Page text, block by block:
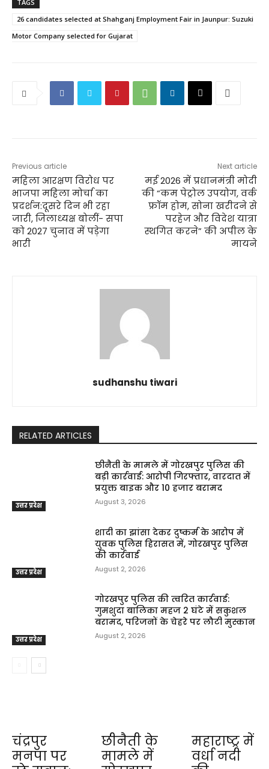
TAGS
26 candidates selected at Shahganj Employment Fair in Jaunpur: Suzuki
Motor Company selected for Gujarat
Previous article
महिला आरक्षण विरोध पर
भाजपा महिला मोर्चा का
प्रदर्शन:दूसरे दिन भी रहा
जारी, जिलाध्यक्ष बोलीं- सपा
को 2027 चुनाव में पड़ेगा
भारी
Next article
मई 2026 में प्रधानमंत्री मोदी
की “कम पेट्रोल उपयोग, वर्क
फ्रॉम होम, सोना खरीदने से
परहेज और विदेश यात्रा
स्थगित करने” की अपील के
मायने
sudhanshu tiwari
RELATED ARTICLES
उत्तर प्रदेश
छीनैती के मामले में गोरखपुर पुलिस की
बड़ी कार्रवाई: आरोपी गिरफ्तार, वारदात में
प्रयुक्त बाइक और ₹10 हजार बरामद
August 3, 2026
उत्तर प्रदेश
शादी का झांसा देकर दुष्कर्म के आरोप में
युवक पुलिस हिरासत में, गोरखपुर पुलिस
की कार्रवाई
August 2, 2026
उत्तर प्रदेश
गोरखपुर पुलिस की त्वरित कार्रवाई:
गुमशुदा बालिका महज 2 घंटे में सकुशल
बरामद, परिजनों के चेहरे पर लौटी मुस्कान
August 2, 2026
चंद्रपुर
मनपा पर
छीनैती के
मामले में
महाराष्ट्र में
वर्धा नदी